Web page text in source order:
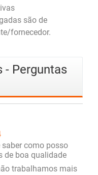
são de
fornecedor.
- Perguntas
saber como posso
de boa qualidade
trabalhamos mais